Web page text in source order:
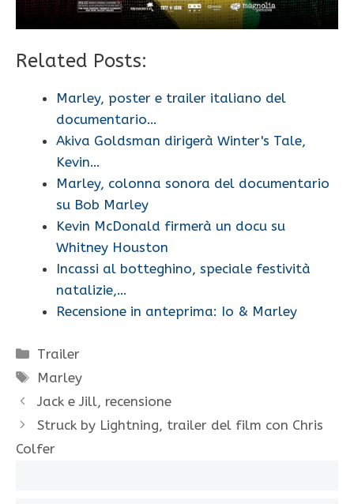
Related Posts:
Marley, poster e trailer italiano del
documentario…
Akiva Goldsman dirigerà Winter's Tale,
Kevin…
Marley, colonna sonora del documentario
su Bob Marley
Kevin McDonald firmerà un docu su
Whitney Houston
Incassi al botteghino, speciale festività
natalizie,…
Recensione in anteprima: Io & Marley
Categorie
Trailer
Tag
Marley
Jack e Jill, recensione
Struck by Lightning, trailer del film con Chris
Colfer